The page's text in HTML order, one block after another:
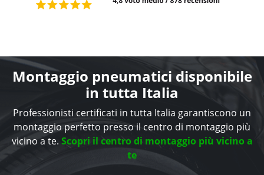
Montaggio pneumatici disponibile
in tutta Italia
Professionisti certificati in tutta Italia garantiscono un
montaggio perfetto presso il centro di montaggio più
vicino a te. Scopri il centro di montaggio più vicino a
te